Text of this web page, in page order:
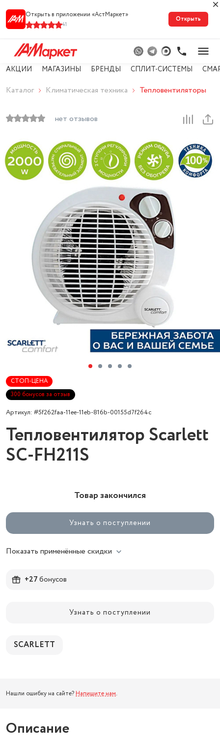
Открыть в приложении «АстМарке‪т‬»
41
Открыть
АКЦИИ МАГАЗИНЫ БРЕНДЫ СПЛИТ-СИСТЕМЫ
Каталог Климатическая техника Тепловентиляторы
нет отзывов
СТОП-ЦЕНА
300 бонусов за отзыв
Артикул: #5f262faa-11ee-11eb-816b-00155d7f264c
Тепловентилятор Scarlett
SC-FH211S
Товар закончился
Узнать о поступлении
Показать применённые скидки
+27бонусов
Узнать о поступлении
SCARLETT
Нашли ошибку на сайте? Напишите нам.
Описание